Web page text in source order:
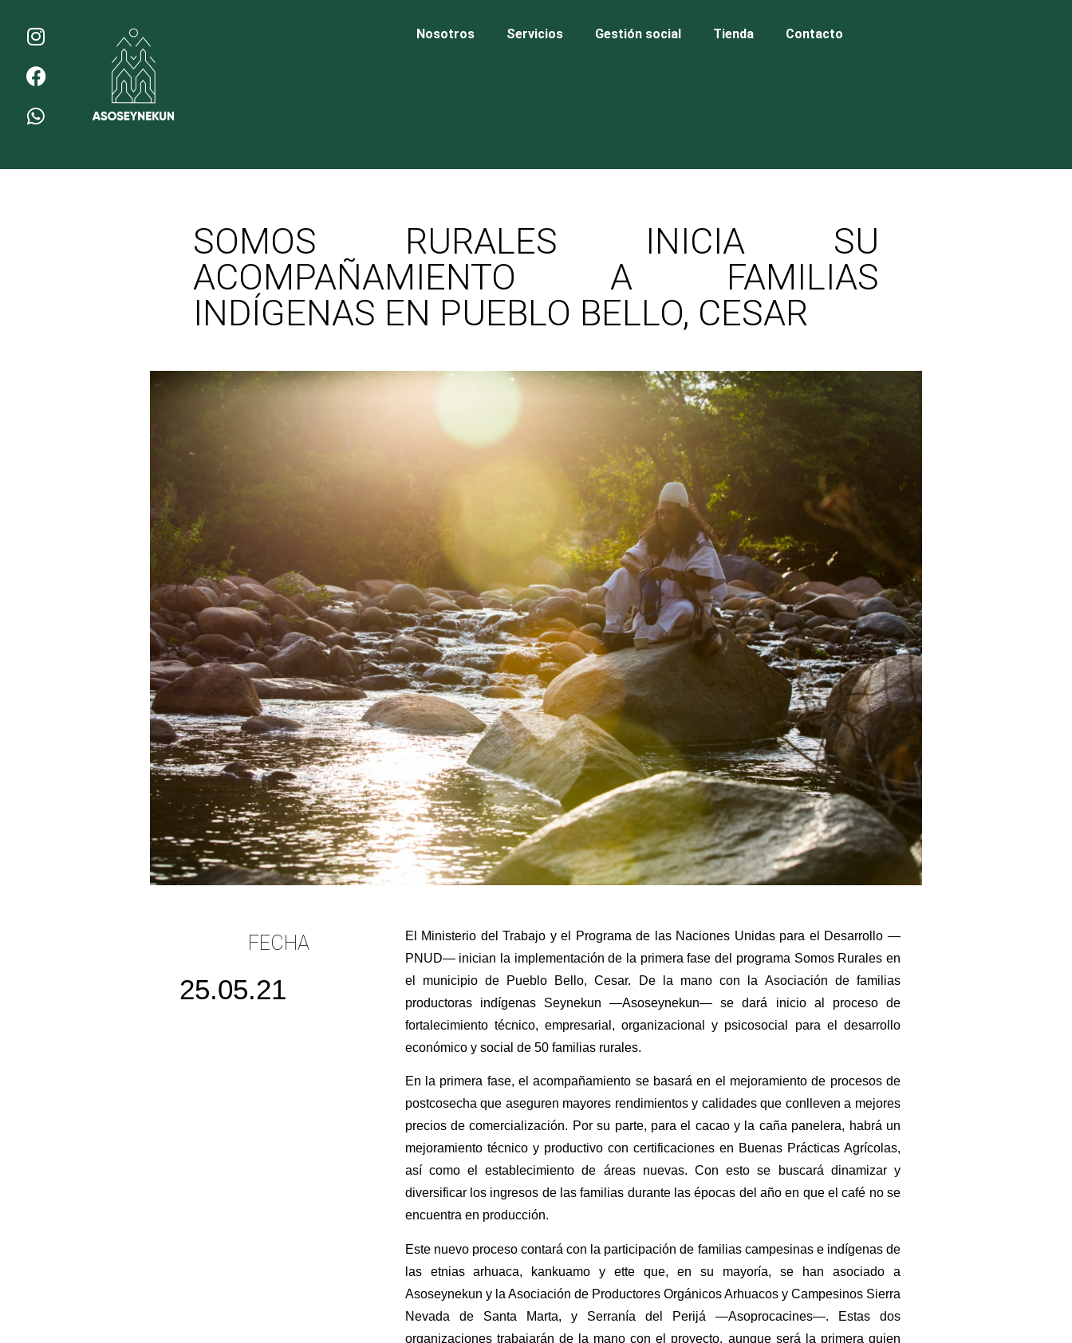
Nosotros Servicios Gestión social Tienda Contacto
SOMOS RURALES INICIA SU
ACOMPAÑAMIENTO A FAMILIAS
INDÍGENAS EN PUEBLO BELLO, CESAR
FECHA
25.05.21
El Ministerio del Trabajo y el Programa de las Naciones Unidas para el Desarrollo —
PNUD— inician la implementación de la primera fase del programa Somos Rurales en
el municipio de Pueblo Bello, Cesar. De la mano con la Asociación de familias
productoras indígenas Seynekun —Asoseynekun— se dará inicio al proceso de
fortalecimiento técnico, empresarial, organizacional y psicosocial para el desarrollo
económico y social de 50 familias rurales.
En la primera fase, el acompañamiento se basará en el mejoramiento de procesos de
postcosecha que aseguren mayores rendimientos y calidades que conlleven a mejores
precios de comercialización. Por su parte, para el cacao y la caña panelera, habrá un
mejoramiento técnico y productivo con certificaciones en Buenas Prácticas Agrícolas,
así como el establecimiento de áreas nuevas. Con esto se buscará dinamizar y
diversificar los ingresos de las familias durante las épocas del año en que el café no se
encuentra en producción.
Este nuevo proceso contará con la participación de familias campesinas e indígenas de
las etnias arhuaca, kankuamo y ette que, en su mayoría, se han asociado a
Asoseynekun y la Asociación de Productores Orgánicos Arhuacos y Campesinos Sierra
Nevada de Santa Marta, y Serranía del Perijá —Asoprocacines—. Estas dos
organizaciones trabajarán de la mano con el proyecto, aunque será la primera quien